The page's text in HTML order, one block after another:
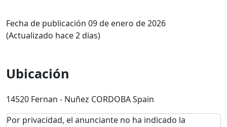
Fecha de publicación 09 de enero de 2026
(Actualizado hace 2 dias)
Ubicación
14520 Fernan - Nuñez CORDOBA Spain
Por privacidad, el anunciante no ha indicado la